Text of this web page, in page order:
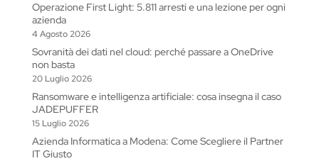
Operazione First Light: 5.811 arresti e una lezione per ogni
azienda
4 Agosto 2026
Sovranità dei dati nel cloud: perché passare a OneDrive
non basta
20 Luglio 2026
Ransomware e intelligenza artificiale: cosa insegna il caso
JADEPUFFER
15 Luglio 2026
Azienda Informatica a Modena: Come Scegliere il Partner
IT Giusto